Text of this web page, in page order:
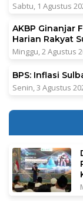
Sabtu, 1 Agustus
AKBP Ginanjar
Harian Rakyat
Minggu, 2 Agustus
BPS: Inflasi
Senin, 3 Agustus